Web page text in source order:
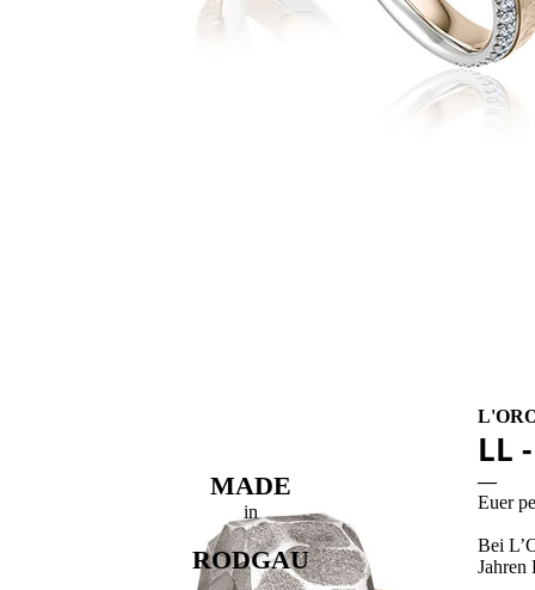
MADE
in
RODGAU
LL
—
Euer
Bei
Jahren